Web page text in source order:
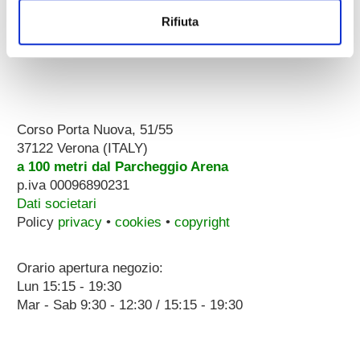
Rifiuta
Corso Porta Nuova, 51/55
37122 Verona (ITALY)
a 100 metri dal Parcheggio Arena
p.iva 00096890231
Dati societari
Policy privacy• cookies • copyright
Orario apertura negozio:
Lun 15:15 - 19:30
Mar - Sab 9:30 - 12:30 / 15:15 - 19:30